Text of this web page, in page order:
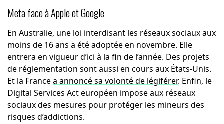
Meta face à Apple et Google
En Australie, une loi interdisant les réseaux sociaux aux
moins de 16 ans a été adoptée en novembre. Elle
entrera en vigueur d’ici à la fin de l’année. Des projets
de réglementation sont aussi en cours aux États-Unis.
Et la Francea annoncé sa volonté de légiférer. Enfin, le
Digital Services Act européen impose aux réseaux
sociaux des mesures pour protéger les mineurs des
risques d’addictions.